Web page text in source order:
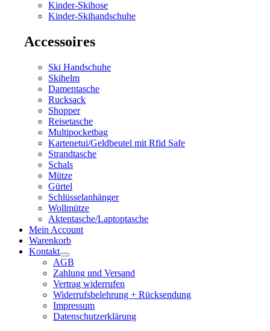
Kinder-Skihose
Kinder-Skihandschuhe
Accessoires
Ski Handschuhe
Skihelm
Damentasche
Rucksack
Shopper
Reisetasche
Multipocketbag
Kartenetui/Geldbeutel mit Rfid Safe
Strandtasche
Schals
Mütze
Gürtel
Schlüsselanhänger
Wollmütze
Aktentasche/Laptoptasche
Mein Account
Warenkorb
Kontakt
AGB
Zahlung und Versand
Vertrag widerrufen
Widerrufsbelehrung + Rücksendung
Impressum
Datenschutzerklärung